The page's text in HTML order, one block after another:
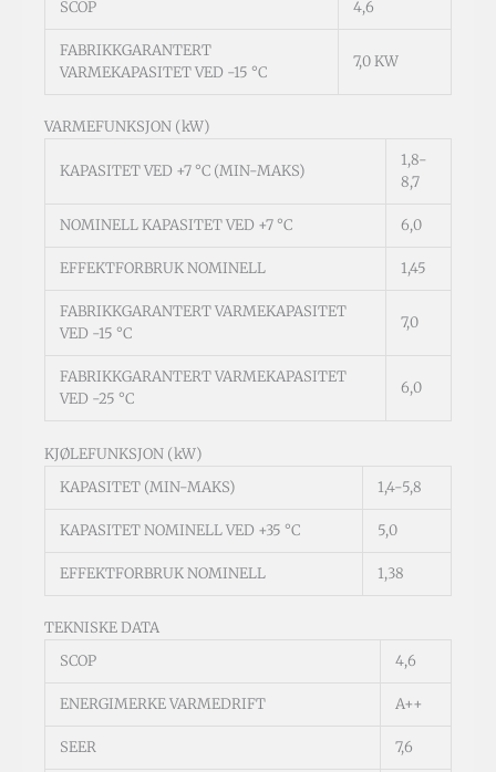
SCOP 4,6
FABRIKKGARANTERT
VARMEKAPASITET VED -15 °C
7,0 KW
VARMEFUNKSJON (kW)
KAPASITET VED +7 °C (MIN-MAKS)
1,8-
8,7
NOMINELL KAPASITET VED +7 °C 6,0
EFFEKTFORBRUK NOMINELL 1,45
FABRIKKGARANTERT VARMEKAPASITET
VED -15 °C
7,0
FABRIKKGARANTERT VARMEKAPASITET
VED -25 °C
6,0
KJØLEFUNKSJON (kW)
KAPASITET (MIN-MAKS)
1,4-5,8
KAPASITET NOMINELL VED +35 °C 5,0
EFFEKTFORBRUK NOMINELL 1,38
TEKNISKE DATA
SCOP
4,6
ENERGIMERKE VARMEDRIFT A++
SEER 7,6